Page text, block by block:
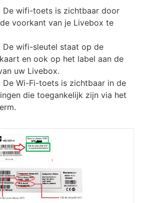
De wifi-toets is zichtbaar door
voorkant van je Livebox te
De wifi-sleutel staat op de
en ook op het label aan de
uw Livebox.
De Wi-Fi-toets is zichtbaar in de
die toegankelijk zijn via het